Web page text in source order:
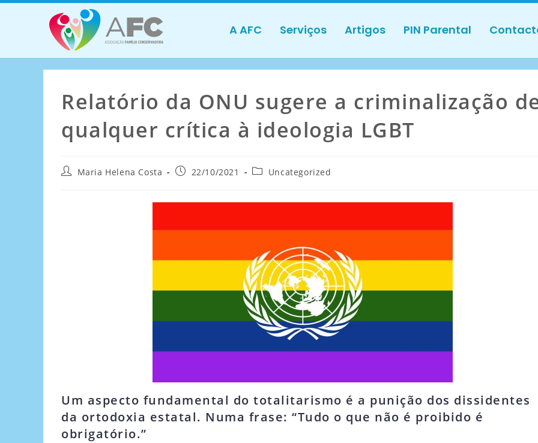
A AFC Serviços Artigos PIN Parental
Relatório da ONU sugere a criminalização
qualquer crítica à ideologia LGBT
Maria Helena Costa 22/10/2021 Uncategorized
Um aspecto fundamental do totalitarismo é a punição dos dissidentes
da ortodoxia estatal. Numa frase: “Tudo o que não é proibido é
obrigatório.”